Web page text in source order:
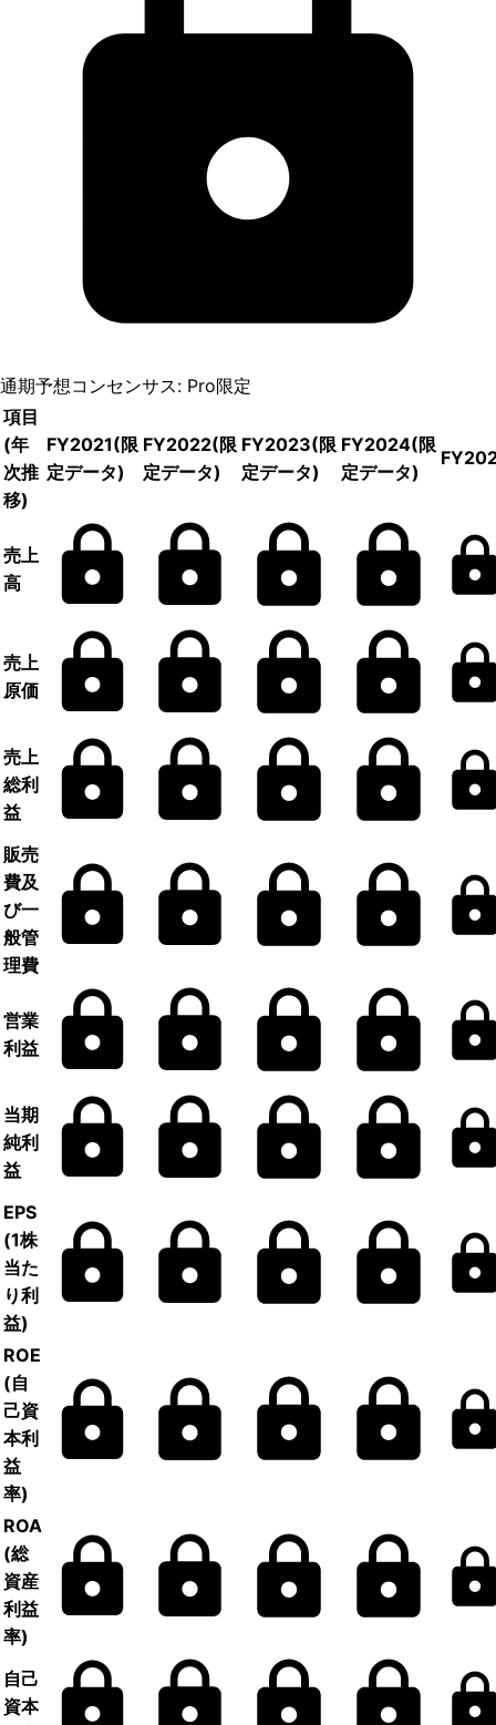
通期予想コンセンサス: Pro限定
項目
(年
次推
移)
FY2021(限
定データ)
FY2022(限
定データ)
FY2023(限
定データ)
FY2024(限
定データ)
売上
高
売上
原価
売上
総利
益
販売
費及
び一
般管
理費
営業
利益
当期
純利
益
EPS
(1株
当た
り利
益)
ROE
(自
己資
本利
益
率)
ROA
(総
資産
利益
率)
自己
資本